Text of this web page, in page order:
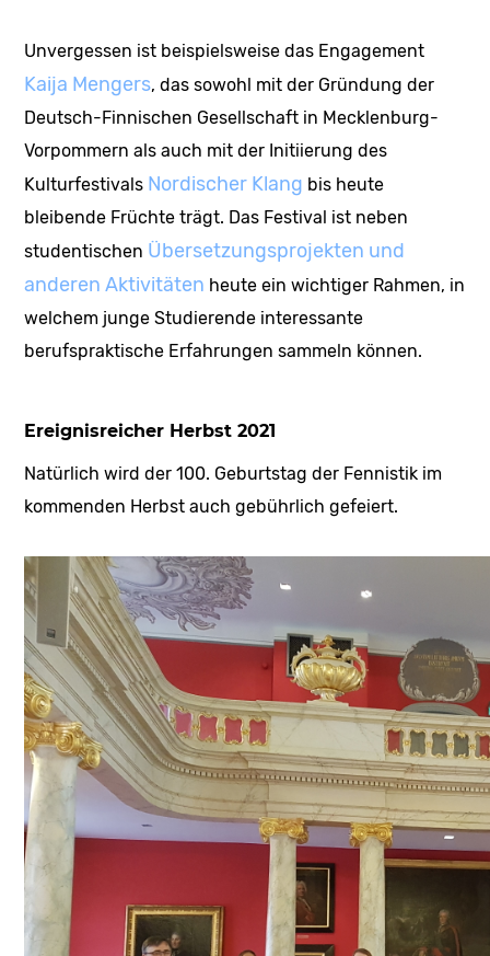
Unvergessen ist beispielsweise das Engagement
Kaija Mengers, das sowohl mit der Gründung der
Deutsch-Finnischen Gesellschaft in Mecklenburg-
Vorpommern als auch mit der Initiierung des
Kulturfestivals Nordischer Klang bis heute
bleibende Früchte trägt. Das Festival ist neben
studentischen Übersetzungsprojekten und
anderen Aktivitäten heute ein wichtiger Rahmen, in
welchem junge Studierende interessante
berufspraktische Erfahrungen sammeln können.
Ereignisreicher Herbst 2021
Natürlich wird der 100. Geburtstag der Fennistik im
kommenden Herbst auch gebührlich gefeiert.